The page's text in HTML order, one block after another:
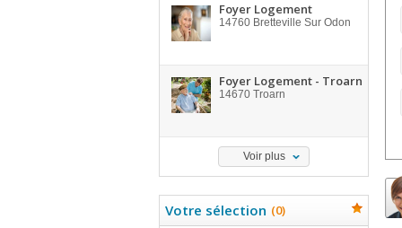
Foyer Logement
14760 Bretteville Sur Odon
Foyer Logement - Troarn
14670 Troarn
Voir plus
Votre sélection (0)